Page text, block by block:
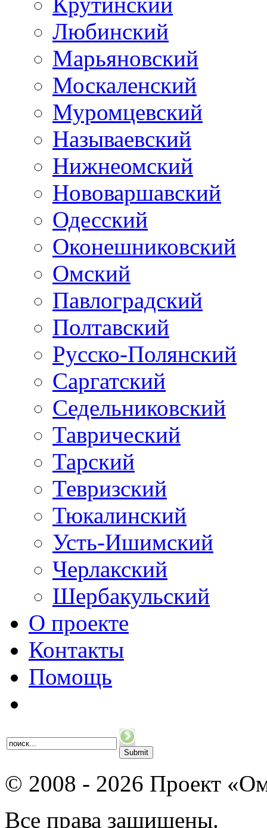
Любинский
Марьяновский
Москаленский
Муромцевский
Называевский
Нижнеомский
Нововаршавский
Одесский
Оконешниковский
Омский
Павлоградский
Полтавский
Русско-Полянский
Саргатский
Седельниковский
Таврический
Тарский
Тевризский
Тюкалинский
Усть-Ишимский
Черлакский
Шербакульский
О проекте
Контакты
Помощь
© 2008 - 2026 Проект
Все права защищены.